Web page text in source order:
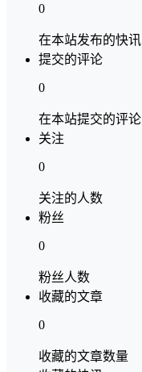
0
在本站发布的快讯
提交的评论
0
在本站提交的评论
关注
0
关注的人数
粉丝
0
粉丝人数
收藏的文章
0
收藏的文章数量